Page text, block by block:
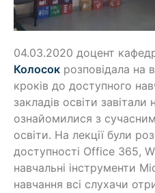
04.03.2020 доцент
Колосок розповідала на
кроків до доступного
закладів освіти завітали
ознайомилися з
освіти. На лекції були
доступності Office 365,
навчальні інструменти
навчання всі слухачи